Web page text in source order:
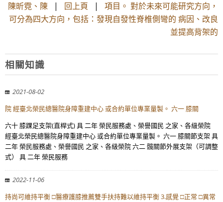
陳昕霓、陳 | 回上頁 | 項目。 對於未來可能研究方向，
可分為四大方向，包括：發現自發性脊椎側彎的 病因、改良
並提高背架的
相關知識
2021-08-02
院 經臺北榮民總醫院身障重建中心 或合約單位專業量製。 六一 膝關
六十 膝踝足支架(直桿式) 具 二年 榮民服務處、榮譽國民 之家、各級榮院
經臺北榮民總醫院身障重建中心 或合約單位專業量製。 六一 膝關節支架 具
二年 榮民服務處、榮譽國民 之家、各級榮院 六二 髖關節外展支架（可調整
式） 具 二年 榮民服務
2022-11-06
持尚可維持平衡 □醫療護膝推薦雙手扶持難以維持平衡 3.感覺 □正常 □異常